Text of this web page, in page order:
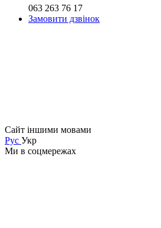
063 263 76 17
Замовити дзвінок
Сайт іншими мовами
Рус Укр
Ми в соцмережах